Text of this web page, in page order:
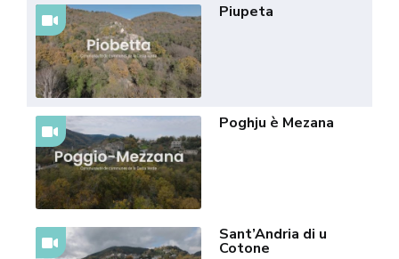
Piupeta
Poghju è Mezana
Sant’Andria di u
Cotone